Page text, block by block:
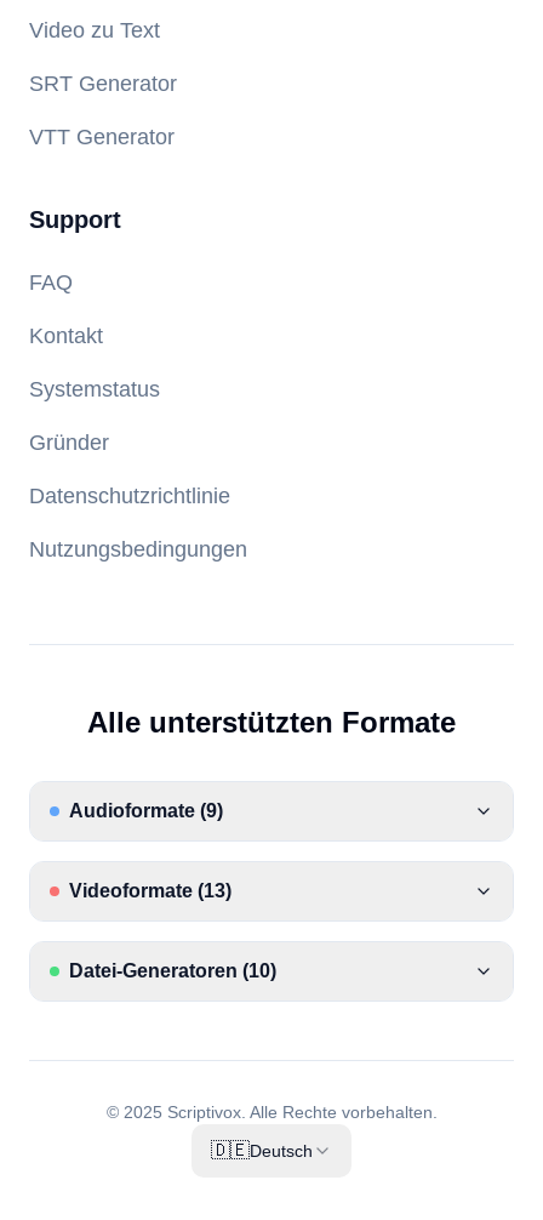
Video zu Text
SRT Generator
VTT Generator
Support
FAQ
Kontakt
Systemstatus
Gründer
Datenschutzrichtlinie
Nutzungsbedingungen
Alle unterstützten Formate
Audioformate (9)
Videoformate (13)
Datei-Generatoren (10)
© 2025 Scriptivox. Alle Rechte vorbehalten.
🇩🇪Deutsch